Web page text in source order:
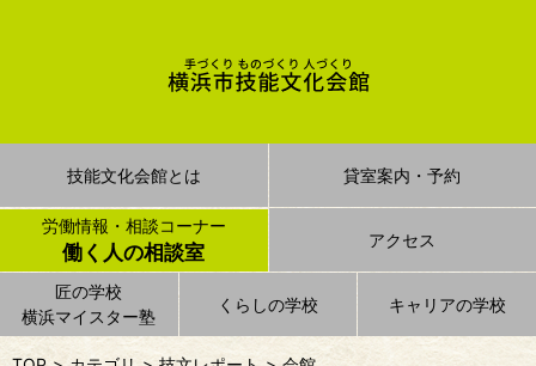
技能文化会館とは 貸室案内・予約
労働情報・相談コーナー
働く人の相談室
匠の学校
横浜マイスター塾
くらしの学校 キャリアの学校
アクセス